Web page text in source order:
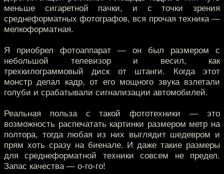
меньше сигаретной пачки, и с точки зрения
среднеформатных фотографов, вся прочая техника —
мелкоформатная.
Я приобрел фотоаппарат — он был размером с
небольшой телевизор и весил, как
трехкилограммовый диск от штанги. Когда этот
монстр делал кадр, от его мощного звука взлетали
голуби и срабатывали сигнализации автомобилей.
Реальная польза с такой фототехники — это
возможность распечатать картинки размером метр на
полтора, тогда любая из них выглядит шедевром и
прям хоть сразу на биенале. И даже такие размеры
для среднеформатной техники совсем не предел.
Запас качества — о-го-го!